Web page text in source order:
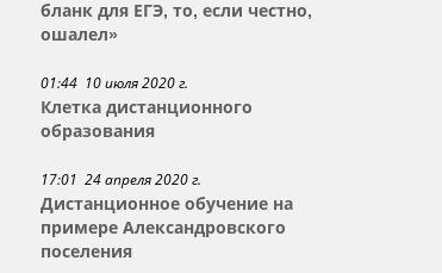
бланк для ЕГЭ, то, если честно,
ошалел»
01:44 10 июля 2020 г.
Клетка дистанционного
образования
17:01 24 апреля 2020 г.
Дистанционное обучение на
примере Александровского
поселения